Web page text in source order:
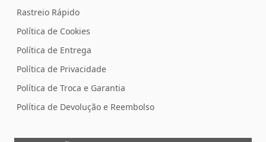
Rastreio Rápido
Política de Cookies
Política de Entrega
Política de Privacidade
Política de Troca e Garantia
Política de Devolução e Reembolso